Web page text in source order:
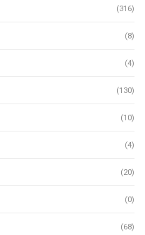
(316)
(8)
(4)
(130)
(10)
(4)
(20)
(0)
(68)